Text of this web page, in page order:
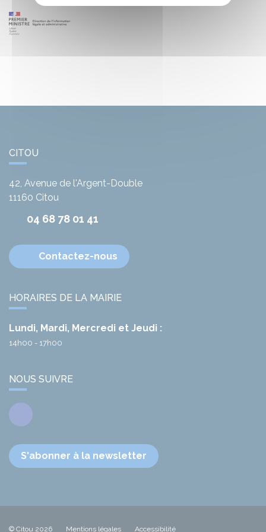
CITOU
42, Avenue de l'Argent-Double
11160 Citou
04 68 78 01 41
Contactez-nous
HORAIRES DE LA MAIRIE
Lundi, Mardi, Mercredi et Jeudi :
14h00 - 17h00
NOUS SUIVRE
Facebook
S'abonner à la newsletter
© Citou 2026 Mentions légales Accessibilité